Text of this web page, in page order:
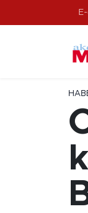
Ekonomi
Gündem
Hava
Süper Lig
Tüm
Son
Haber